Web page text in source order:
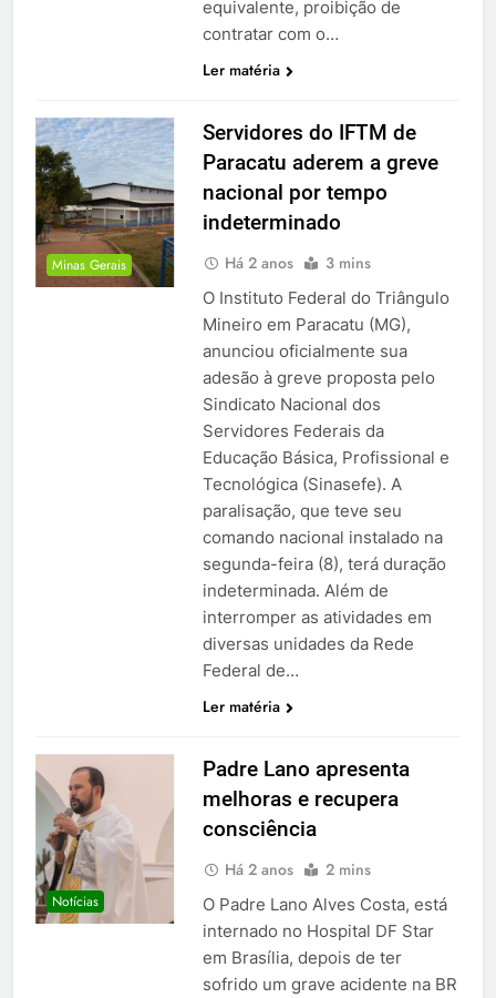
equivalente, proibição de
contratar com o…
Ler matéria
Minas Gerais
Servidores do IFTM de
Paracatu aderem a greve
nacional por tempo
indeterminado
Há 2 anos 3 mins
O Instituto Federal do Triângulo
Mineiro em Paracatu (MG),
anunciou oficialmente sua
adesão à greve proposta pelo
Sindicato Nacional dos
Servidores Federais da
Educação Básica, Profissional e
Tecnológica (Sinasefe). A
paralisação, que teve seu
comando nacional instalado na
segunda-feira (8), terá duração
indeterminada. Além de
interromper as atividades em
diversas unidades da Rede
Federal de…
Ler matéria
Notícias
Padre Lano apresenta
melhoras e recupera
consciência
Há 2 anos 2 mins
O Padre Lano Alves Costa, está
internado no Hospital DF Star
em Brasília, depois de ter
sofrido um grave acidente na BR